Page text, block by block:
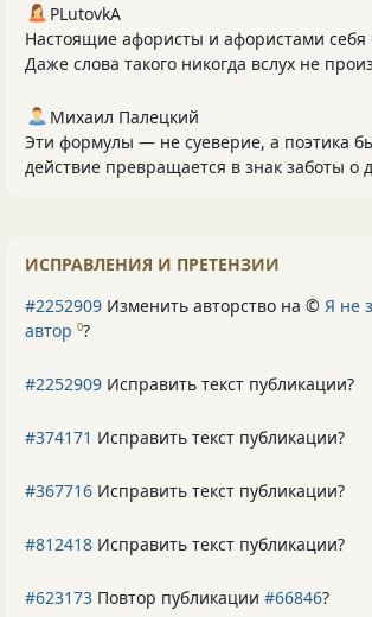
PLutоvkА
Настоящие афористы и афористами себя
Даже слова такого никогда вслух не
Михаил Палецкий
Эти формулы — не суеверие, а поэтика
действие превращается в знак заботы о
ИСПРАВЛЕНИЯ И ПРЕТЕНЗИИ
#2252909 Изменить авторство на © Я не
автор 0?
#2252909 Исправить текст публикации?
#374171 Исправить текст публикации?
#367716 Исправить текст публикации?
#812418 Исправить текст публикации?
#623173 Повтор публикации #66846?